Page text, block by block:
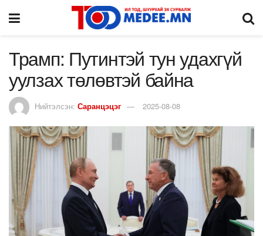
Трамп: Путинтэй тун удахгүй
уулзах төлөвтэй байна
Нийтэлсэн: Саранцэцэг 2025-08-08